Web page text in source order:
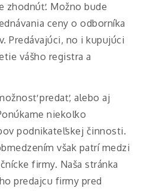
zhodnúť. Možno bude
ceny o odborníka
Predávajúci, no i kupujúci
vášho registra a
predať, alebo aj
niekoľko
podnikateľskej činnosti.
však patrí medzi
firmy. Naša stránka
predajcu firmy pred